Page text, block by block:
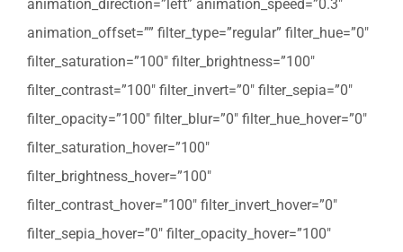
animation_direction=”left” animation_speed=”0.3″
animation_offset=”” filter_type=”regular” filter_hue=”0″
filter_saturation=”100″ filter_brightness=”100″
filter_contrast=”100″ filter_invert=”0″ filter_sepia=”0″
filter_opacity=”100″ filter_blur=”0″ filter_hue_hover=”0″
filter_saturation_hover=”100″
filter_brightness_hover=”100″
filter_contrast_hover=”100″ filter_invert_hover=”0″
filter_sepia_hover=”0″ filter_opacity_hover=”100″